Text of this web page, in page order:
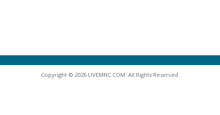
Copyright © 2026 LIVEMNC.COM. All Rights Reserved.